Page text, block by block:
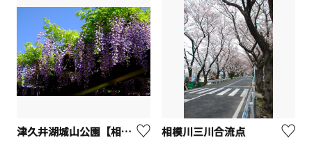
津久井湖城山公園【相模原市】 相模川三川合流点